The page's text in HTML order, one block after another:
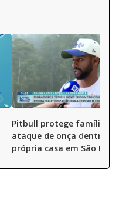
Pitbull protege família de
ataque de onça dentro da
própria casa em São